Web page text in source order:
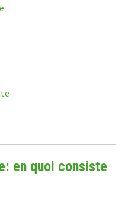
en quoi consiste